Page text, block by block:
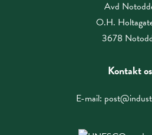
Avd
O.H.
3678
Kontakt
E-mail: